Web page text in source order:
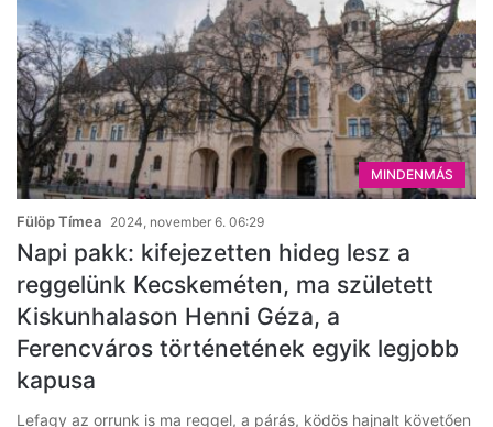
MINDENMÁS
Fülöp Tímea 2024, november 6. 06:29
Napi pakk: kifejezetten hideg lesz a
reggelünk Kecskeméten, ma született
Kiskunhalason Henni Géza, a
Ferencváros történetének egyik legjobb
kapusa
Lefagy az orrunk is ma reggel, a párás, ködös hajnalt követően